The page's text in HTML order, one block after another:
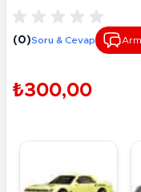
(0)Soru & Cevap
₺300,00